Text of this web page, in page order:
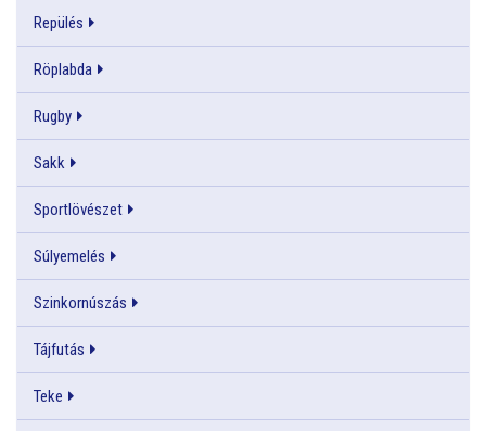
Repülés
Röplabda
Rugby
Sakk
Sportlövészet
Súlyemelés
Szinkornúszás
Tájfutás
Teke